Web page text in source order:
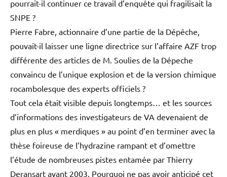
Questions :
Pierre Fabre prenant en main Valeurs Actuelles se
débarasse d’une équipe d’investigateurs sur l’affaire
d’AZF qui mettait très souvent en évidence les
dissimulations, les mensonges, les mystères de la SNPE
pour l’affaire AZF.
Pierre Fabre très proche du secteur « chimie fine »
quasiment le seul demeurant à la SNPE-Toulouse
pourrait-il continuer ce travail d’enquête qui fragilisait la
SNPE ?
Pierre Fabre, actionnaire d’une partie de la Dépêche,